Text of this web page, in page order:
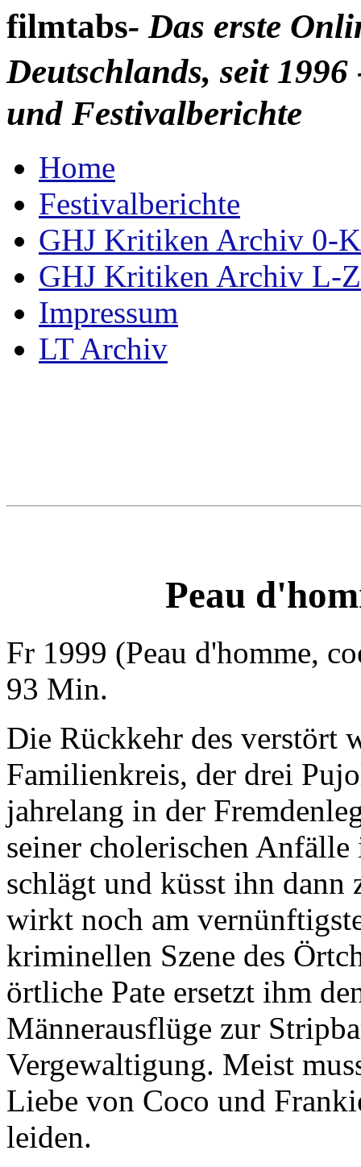
filmtabs- Das erste
Deutschlands, seit
und Festivalberichte
Home
Festivalberichte
GHJ Kritiken Archiv 0-K
GHJ Kritiken Archiv L-Z
Impressum
LT Archiv
Peau
Fr 1999 (Peau d'homme,
93 Min.
Die Rückkehr des verstört
Familienkreis, der drei
jahrelang in der
seiner cholerischen
schlägt und küsst ihn
wirkt noch am
kriminellen Szene des
örtliche Pate ersetzt ihm
Männerausflüge zur
Vergewaltigung. Meist
Liebe von Coco und
leiden.